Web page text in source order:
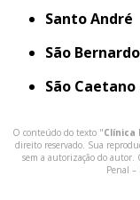
Santo André
São
São
O conteúdo do texto "Clínica
direito reservado. Sua
sem a autorização do autor.
Penal –